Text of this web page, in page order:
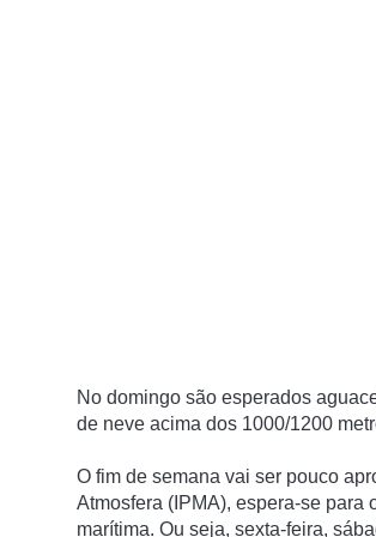
No domingo são esperados
de neve acima dos 1000/1200
O fim de semana vai ser pouco
Atmosfera (IPMA), espera-se
marítima. Ou seja, sexta-feira,